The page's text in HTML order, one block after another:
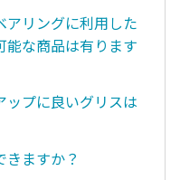
アリングに利用した
能な商品は有ります
ップに良いグリスは
ますか？